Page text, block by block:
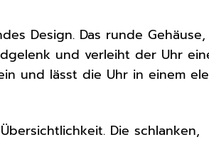
Design. Das runde Gehäuse,
und verleiht der Uhr
und lässt die Uhr in einem
Die schlanken,